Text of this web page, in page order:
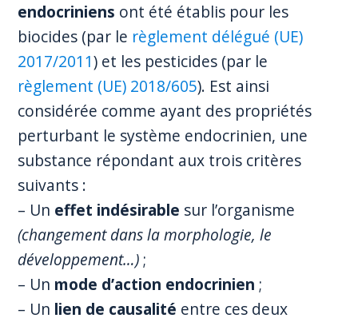
endocriniens ont été établis pour les
biocides (par le règlement délégué (UE)
2017/2011) et les pesticides (par le
règlement (UE) 2018/605). Est ainsi
considérée comme ayant des propriétés
perturbant le système endocrinien, une
substance répondant aux trois critères
suivants :
– Un effet indésirable sur l’organisme
(changement dans la morphologie, le
développement…) ;
– Un mode d’action endocrinien ;
– Un lien de causalité entre ces deux